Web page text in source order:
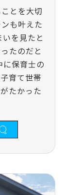
とを大切
も叶えた
を見たと
たのだと
に保育士の
育て世帯
たかった